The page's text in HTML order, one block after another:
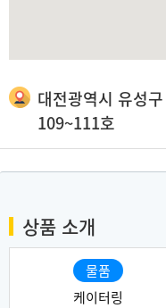
대전광역시 유성
109~111호
상품 소개
물품
케이터링